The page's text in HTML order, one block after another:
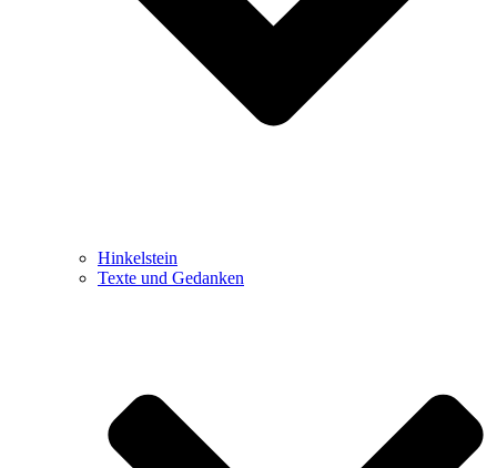
Hinkelstein
Texte und Gedanken